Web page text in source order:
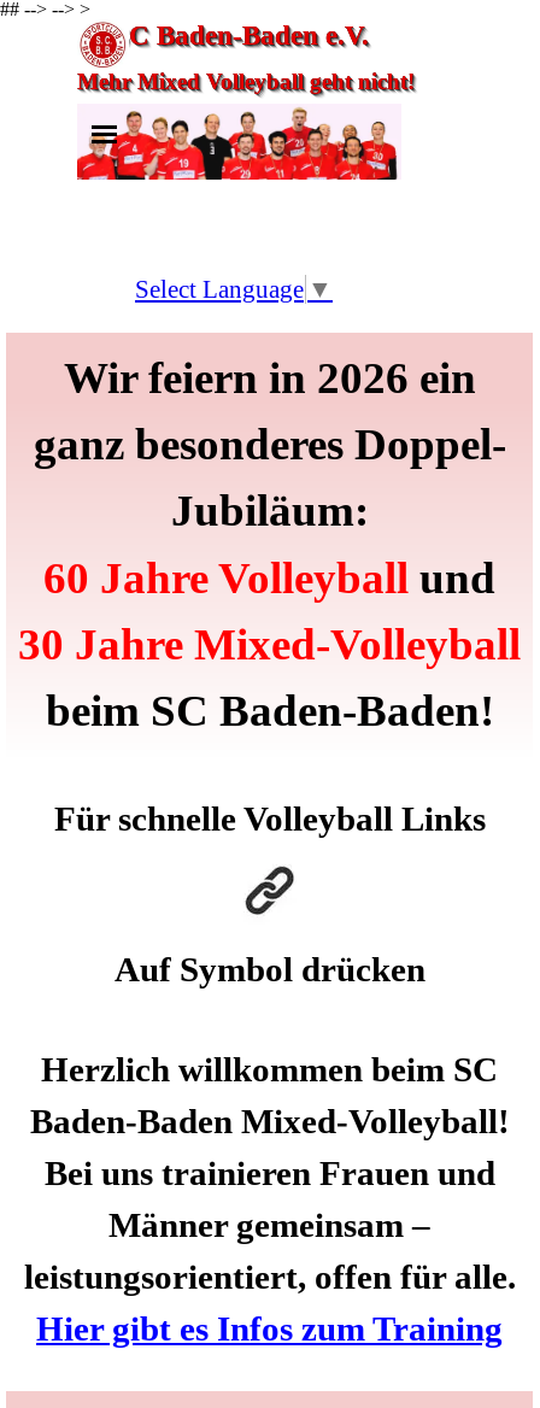
## --> --> >
Direkt zum SeiteninhaltSC Baden-Baden e.V.
Mehr Mixed Volleyball geht nicht!
Menü überspringen
Select Language ▼
Wir feiern in 2026 ein
ganz besonderes Doppel-
Jubiläum:
60 Jahre Volleyball und
30 Jahre Mixed-Volleyball
beim SC Baden-Baden!
Für schnelleVolleyball Links
Auf Symbol drücken
Herzlich willkommen beim SC
Baden-Baden Mixed-Volleyball!
Bei uns trainieren Frauen und
Männer gemeinsam –
leistungsorientiert, offen für alle.
Hier gibt es Infos zum Training